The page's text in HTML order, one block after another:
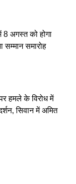
8 अगस्त को होगा
सम्मान समारोह
हमले के विरोध में
सिवान में अमित